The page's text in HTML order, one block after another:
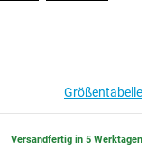
Größentabelle
Versandfertig in 5 Werktagen